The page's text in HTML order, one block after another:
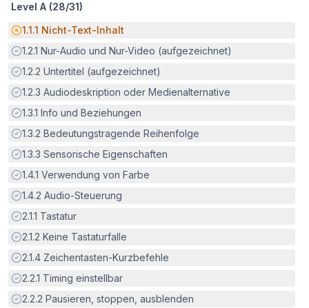
Level A (28/31)
Potenzielle Barriere:
1.1.1 Nicht-Text-Inhalt
Erfüllt:
1.2.1 Nur-Audio und Nur-Video (aufgezeichnet)
Erfüllt:
1.2.2 Untertitel (aufgezeichnet)
Erfüllt:
1.2.3 Audiodeskription oder Medienalternative
Erfüllt:
1.3.1 Info und Beziehungen
Erfüllt:
1.3.2 Bedeutungstragende Reihenfolge
Erfüllt:
1.3.3 Sensorische Eigenschaften
Erfüllt:
1.4.1 Verwendung von Farbe
Erfüllt:
1.4.2 Audio-Steuerung
Erfüllt:
2.1.1 Tastatur
Erfüllt:
2.1.2 Keine Tastaturfalle
Erfüllt:
2.1.4 Zeichentasten-Kurzbefehle
Erfüllt:
2.2.1 Timing einstellbar
Erfüllt:
2.2.2 Pausieren, stoppen, ausblenden